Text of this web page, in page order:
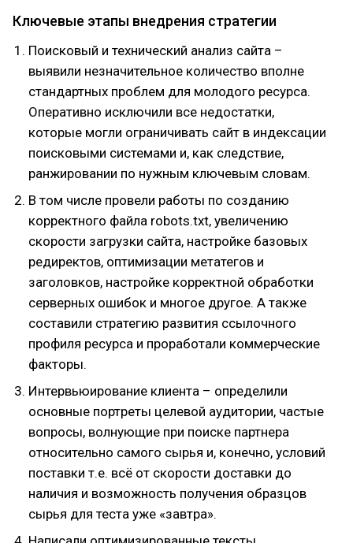
Ключевые этапы внедрения стратегии
Поисковый и технический анализ сайта –
выявили незначительное количество вполне
стандартных проблем для молодого ресурса.
Оперативно исключили все недостатки,
которые могли ограничивать сайт в индексации
поисковыми системами и, как следствие,
ранжировании по нужным ключевым словам.
В том числе провели работы по созданию
корректного файла robots.txt, увеличению
скорости загрузки сайта, настройке базовых
редиректов, оптимизации метатегов и
заголовков, настройке корректной обработки
серверных ошибок и многое другое. А также
составили стратегию развития ссылочного
профиля ресурса и проработали коммерческие
факторы.
Интервьюирование клиента – определили
основные портреты целевой аудитории, частые
вопросы, волнующие при поиске партнера
относительно самого сырья и, конечно, условий
поставки т.е. всё от скорости доставки до
наличия и возможность получения образцов
сырья для теста уже «завтра».